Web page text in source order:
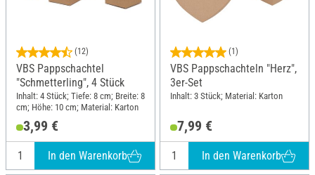
(12)
VBS Pappschachtel
"Schmetterling", 4 Stück
Inhalt: 4 Stück; Tiefe: 8 cm; Breite: 8
cm; Höhe: 10 cm; Material: Karton
3,99 €
In den Warenkorb
(1)
VBS Pappschachteln "Herz",
3er-Set
Inhalt: 3 Stück; Material: Karton
7,99 €
In den Warenkorb